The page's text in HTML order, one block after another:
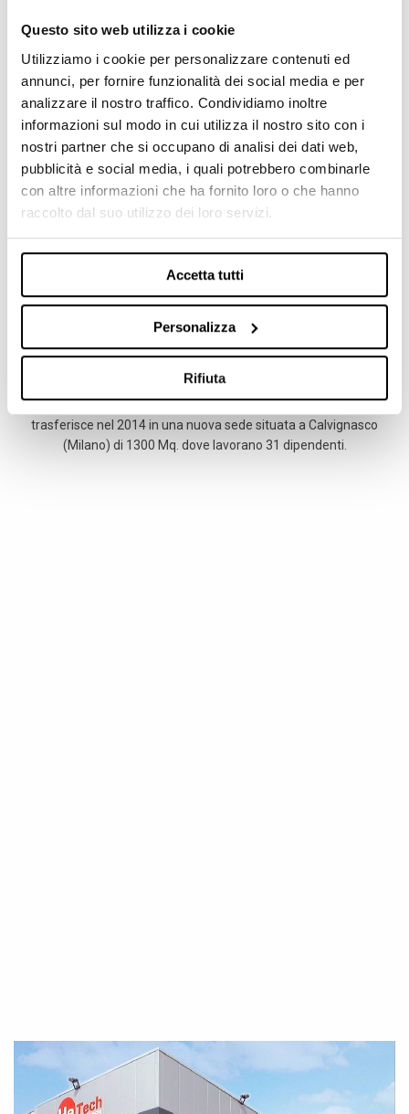
Questo sito web utilizza i cookie
Utilizziamo i cookie per personalizzare contenuti ed
annunci, per fornire funzionalità dei social media e per
analizzare il nostro traffico. Condividiamo inoltre
informazioni sul modo in cui utilizza il nostro sito con i
nostri partner che si occupano di analisi dei dati web,
pubblicità e social media, i quali potrebbero combinarle
con altre informazioni che ha fornito loro o che hanno
raccolto dal suo utilizzo dei loro servizi.
Accetta tutti
Personalizza
Rifiuta
2014-2016
contribuito allo sviluppo di HeTECH che, per poter gestire in
maniera ottimale il crescente volume di vendita e di produzione, si
trasferisce nel 2014 in una nuova sede situata a Calvignasco
(Milano) di 1300 Mq. dove lavorano 31 dipendenti.